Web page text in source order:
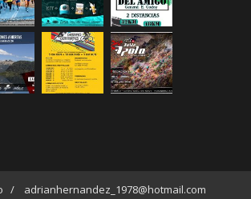
/ adrianhernandez_1978@hotmail.com